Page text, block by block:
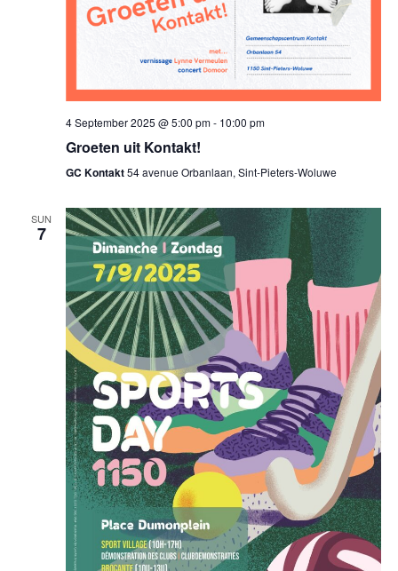
4 September 2025 @ 5:00 pm- 10:00 pm
Groeten uit Kontakt!
GC Kontakt54 avenue Orbanlaan, Sint-Pieters-Woluwe
SUN
7